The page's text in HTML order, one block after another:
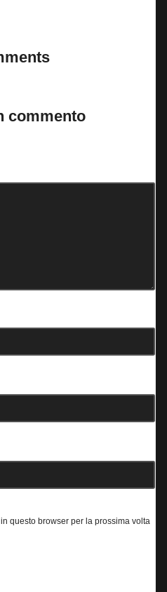
commento
questo browser per la prossima volta